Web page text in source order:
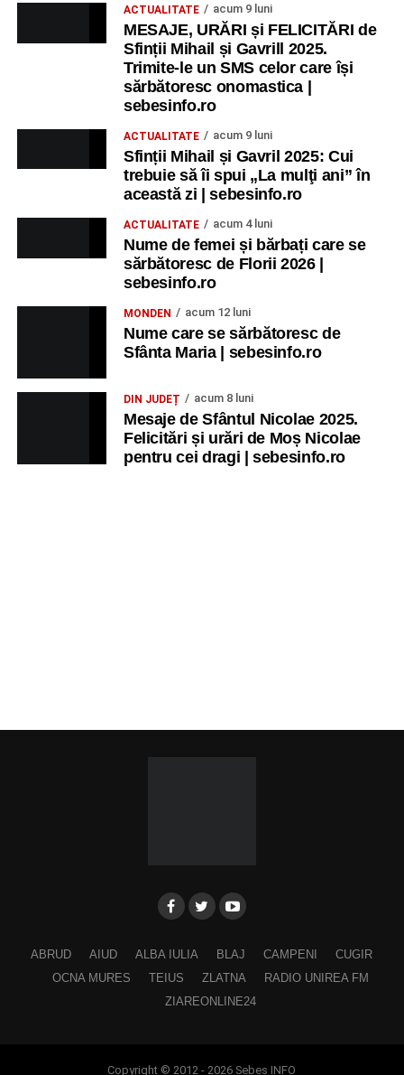
Evaluare Națională și Bacalaureat.
– Parcul Tineretului: Spectacol pentru copii și
Alexandra Pamfilie și Școala de muzică„DoReMi”
Ancuța Stănuș și grupul de folclor;
Trupa de Dansuri Săsești.
Ora 20.30– Parcul Tineretului: proiecția filmului pentru
„Străjerii Deltei”(România, 2021), film de familie și
JOI, 27 AUGUST 2026
Grădina Muzeului Municipal „Ioan
Raica” Sebeș
Sărbătoarea Seniorilor
– festivitatea de
Participă:
Georgiana Petrescu
Georgiana Pavelescu
Alina Andrei
ACTUALITATE acum 9 luni
MESAJE, URĂRI și FELICITĂRI de
Sfinții Mihail și Gavrill 2025.
Trimite-le un SMS celor care își
sărbătoresc onomastica |
sebesinfo.ro
ACTUALITATE acum 9 luni
Sfinții Mihail și Gavril 2025: Cui
trebuie să îi spui „La mulţi ani” în
această zi | sebesinfo.ro
ACTUALITATE acum 4 luni
Nume de femei și bărbați care se
sărbătoresc de Florii 2026 |
sebesinfo.ro
MONDEN acum 12 luni
Nume care se sărbătoresc de
Sfânta Maria | sebesinfo.ro
DIN JUDEȚ acum 8 luni
Mesaje de Sfântul Nicolae 2025.
Felicitări și urări de Moș Nicolae
pentru cei dragi | sebesinfo.ro
ABRUD AIUD ALBA IULIA BLAJ CAMPENI
CUGIR
OCNA MURES
TEIUS ZLATNA
RADIO UNIREA FM
ZIAREONLINE24
Copyright © 2012 - 2026 Sebes INFO